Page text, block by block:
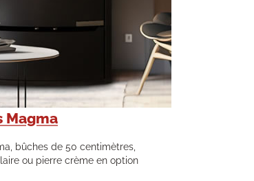
Magma
bûches de 50 centimètres,
ou pierre crème en option